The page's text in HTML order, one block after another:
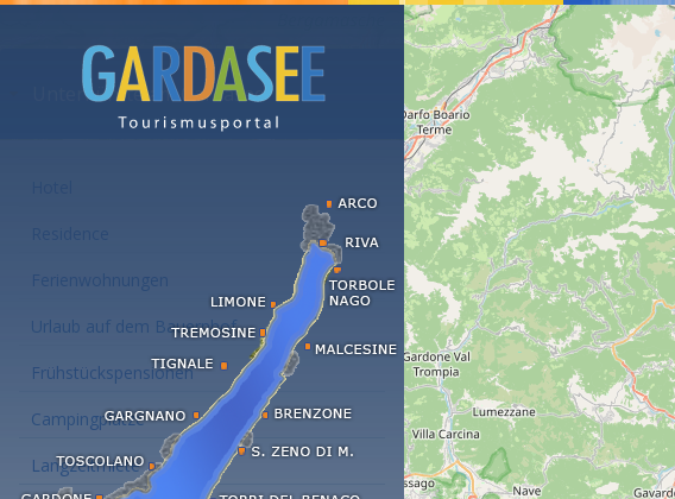
Unterkünfte am Gardasee
Ferienwohnungen
Urlaub auf dem Bauernhof
Frühstückspensionen
Campingplätze
Langzeitmiete